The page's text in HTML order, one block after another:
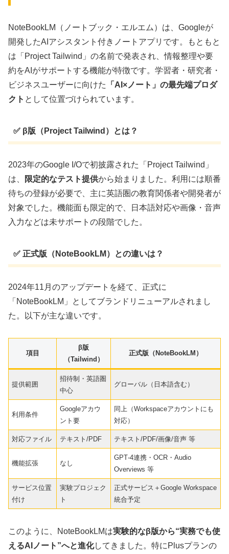
NoteBookLM（ノートブック・エルエム）は、Googleが
開発したAIアシスタント付きノートアプリです。もともと
は「Project Tailwind」の名前で発表され、情報整理や要
約をAIがサポートする機能が特徴です。学習者・研究者・
ビジネスユーザーに向けた
「AI×ノート」の最先端プロダ
クト として位置づけられています。
✅ β版（Project Tailwind）とは？
2023年のGoogle I/Oで初披露された「Project Tailwind」
は、
限定的なテスト提供から始まりました。利用には順番
待ちの登録が必要で、主に英語圏の教育関係者や開発者が
対象でした。機能面も限定的で、日本語対応や画像・音声
入力などは未サポートの段階でした。
✅ 正式版（NoteBookLM）との違いは？
2024年11月のアップデートを経て、正式に
「NoteBookLM」としてブランドリニューアルされまし
た。以下が主な違いです。
項目
β版
（Tailwind）
正式版（NoteBookLM）
提供範囲
招待制・英語圏
中心
グローバル（日本語含む）
利用条件
Googleアカウ
ント要
同上（Workspaceアカウントにも
対応）
対応ファイル テキスト/PDF テキスト/PDF/画像/音声 等
機能拡張 なし
GPT‑4連携・OCR・Audio
Overviews 等
サービス位置
付け
実験プロジェク
ト
正式サービス＋Google Workspace
統合予定
このように、NoteBookLMは実験的なβ版から“実務でも使
えるAIノート”へと進化してきました。特にPlusプランの